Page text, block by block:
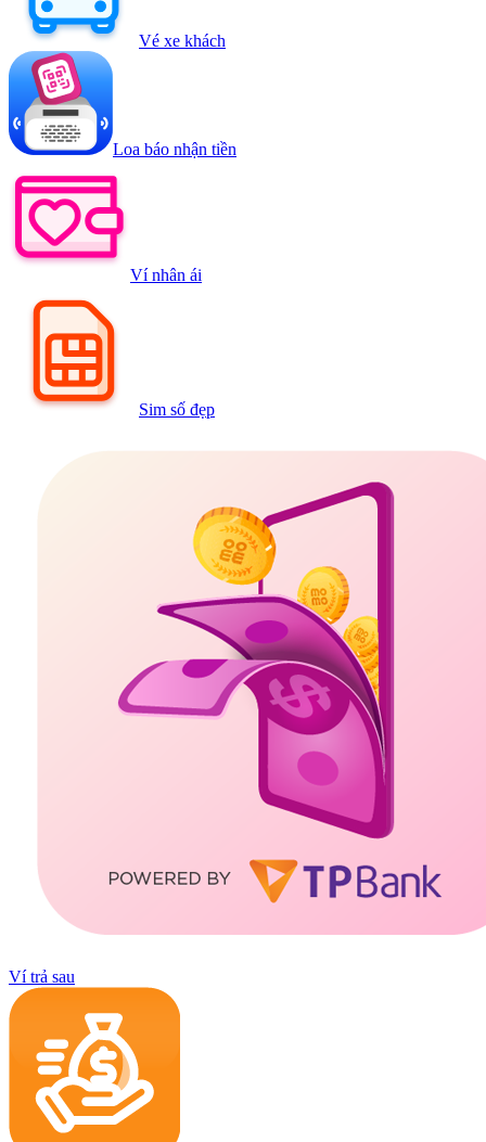
Vé xe khách
Loa báo nhận tiền
Ví nhân ái
Sim số đẹp
Ví trả sau